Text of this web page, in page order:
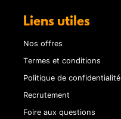
Liens utiles
Nos offres
Termes et conditions
Politique de confidentialité
Recrutement
Foire aux questions